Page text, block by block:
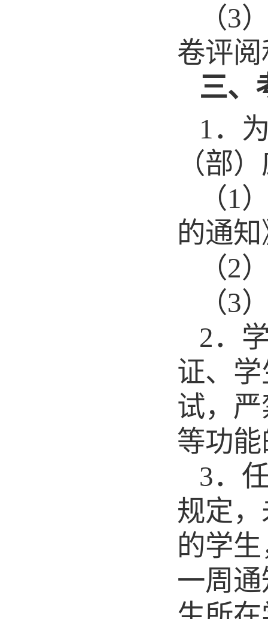
（3
卷评
三、
1．
（部
（1
的通
（2
（3
2．
证、
试，
等功
3．
规定
的学
一周